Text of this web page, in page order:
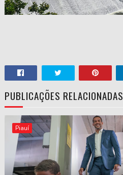
PUBLICAÇÕES RELACIONADAS
Piauí